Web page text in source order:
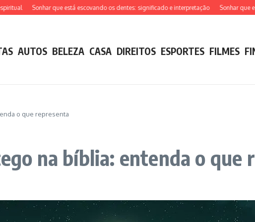
Sonhar que está escovando os dentes: significado e interpretação Sonhar que está
AUTOS BELEZA CASA DIREITOS ESPORTES FILMES
o que representa
na bíblia: entenda o que